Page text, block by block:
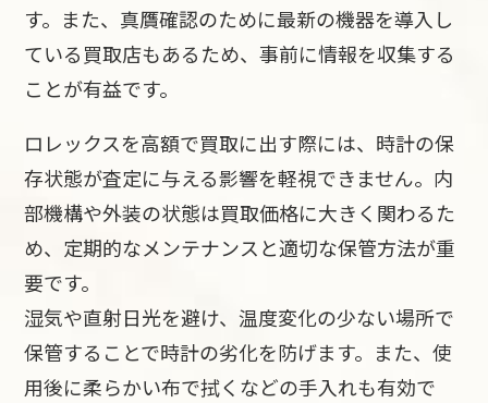
す。また、真贋確認のために最新の機器を導入し
ている買取店もあるため、事前に情報を収集する
ことが有益です。
ロレックスを高額で買取に出す際には、時計の保
存状態が査定に与える影響を軽視できません。内
部機構や外装の状態は買取価格に大きく関わるた
め、定期的なメンテナンスと適切な保管方法が重
要です。
湿気や直射日光を避け、温度変化の少ない場所で
保管することで時計の劣化を防げます。また、使
用後に柔らかい布で拭くなどの手入れも有効で